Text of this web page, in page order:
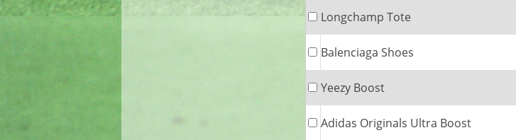
Longchamp Tote
Balenciaga Shoes
Yeezy Boost
Adidas Originals Ultra Boost